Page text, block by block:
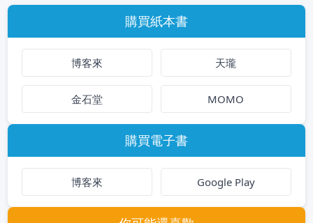
購買紙本書
博客來 天瓏
金石堂 MOMO
購買電子書
博客來 Google Play